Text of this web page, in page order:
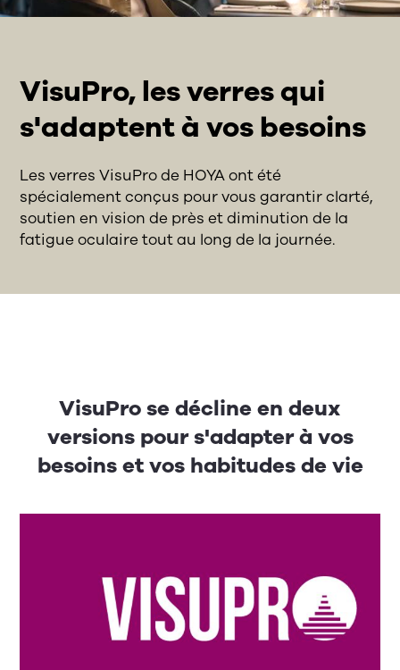
VisuPro, les verres qui
s'adaptent à vos besoins
Les verres VisuPro de HOYA ont été
spécialement conçus pour vous garantir clarté,
soutien en vision de près et diminution de la
fatigue oculaire tout au long de la journée.
VisuPro se décline en deux
versions pour s'adapter à vos
besoins et vos habitudes de vie